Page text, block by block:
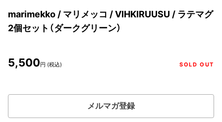
marimekko / マリメッコ / VIHKIRUUSU / ラテマグ
2個セット（ダークグリーン）
5,500円 (税込) SOLD OUT
メルマガ登録